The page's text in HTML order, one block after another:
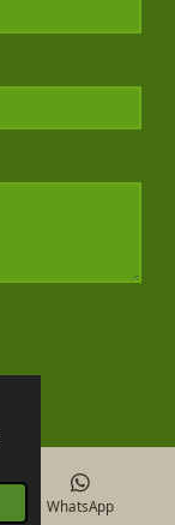
WhatsApp